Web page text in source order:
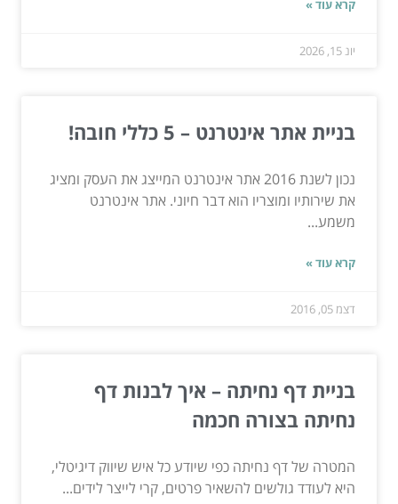
קרא עוד »
יונ 15, 2026
בניית אתר אינטרנט – 5 כללי חובה!
נכון לשנת 2016 אתר אינטרנט המייצג את העסק ומציג
את שירותיו ומוצריו הוא דבר חיוני. אתר אינטרנט
משמע...
קרא עוד »
דצמ 05, 2016
בניית דף נחיתה – איך לבנות דף
נחיתה בצורה חכמה
המטרה של דף נחיתה כפי שיודע כל איש שיווק דיגיטלי,
היא לעודד גולשים להשאיר פרטים, קרי לייצר לידים...